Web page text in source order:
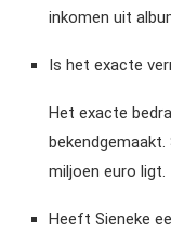
inkomen uit
Is het exacte
Het exacte
miljoen euro ligt.
Heeft Sieneke